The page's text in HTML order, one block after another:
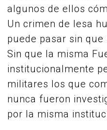
algunos de ellos
Un crimen de lesa
puede pasar sin
Sin que la misma
institucionalmente
militares los que
nunca fueron
por la misma